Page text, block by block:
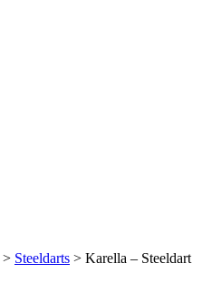
> Steeldarts > Karella – Steeldart